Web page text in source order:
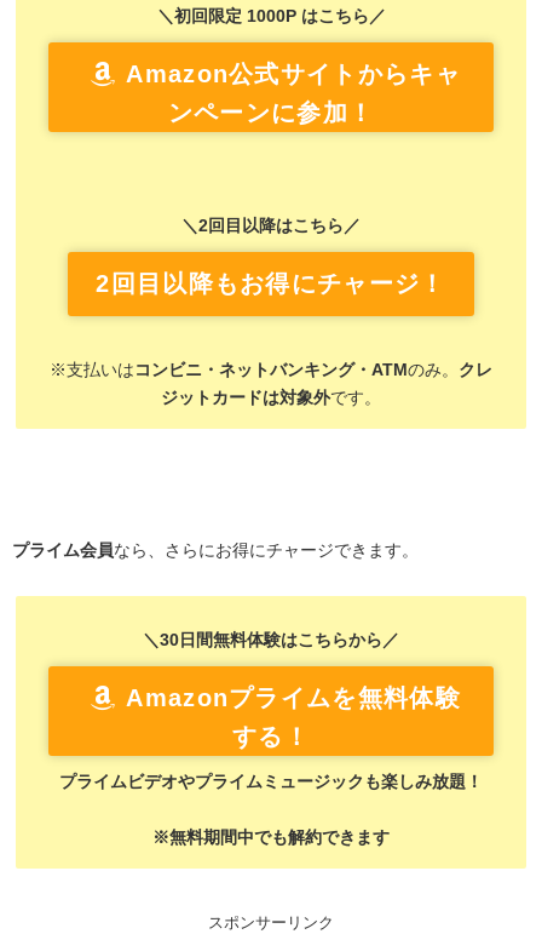
＼初回限定 1000P はこちら／
Amazon公式サイトからキャ
ンペーンに参加！
＼2回目以降はこちら／
2回目以降もお得にチャージ！
※支払いは コンビニ・ネットバンキング・ATMのみ。 クレ
ジットカードは対象外です。
プライム会員なら、さらにお得にチャージできます。
＼30日間無料体験はこちらから／
Amazonプライムを無料体験
する！
プライムビデオやプライムミュージックも楽しみ放題！
※無料期間中でも解約できます
スポンサーリンク